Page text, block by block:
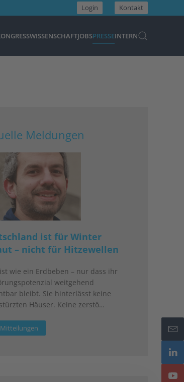
Login Kontakt
WISSENSCHAFTJOBSPRESSEINTERN
Meldungen
ist für Winter
– nicht für Hitzewellen
wie ein Erdbeben – nur dass ihr
weitgehend
bleibt. Sie hinterlässt keine
Häuser. Keine zerstö…